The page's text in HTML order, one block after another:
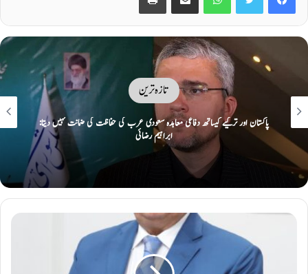
تازہ ترین
ایک پر حملہ سب پر حملہ تصور: مکہ کی سرزمین پر پاک، ترک سعودی دفاعی معاہدہ
طے